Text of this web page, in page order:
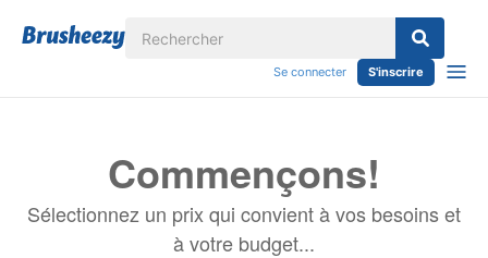
Se connecter S'inscrire
Commençons!
Sélectionnez un prix qui convient à vos besoins et
à votre budget...